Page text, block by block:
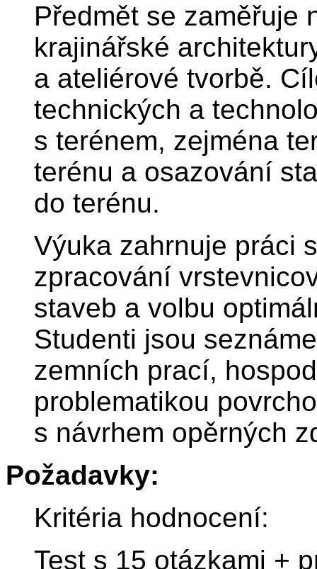
Předmět se zaměřuje
krajinářské
a ateliérové tvorbě.
technických a
s terénem, zejména
terénu a osazování
do terénu.
Výuka zahrnuje práci
zpracování
staveb a volbu
Studenti jsou
zemních prací,
problematikou
s návrhem opěrných
Požadavky:
Kritéria hodnocení:
Test s 15 otázkami +